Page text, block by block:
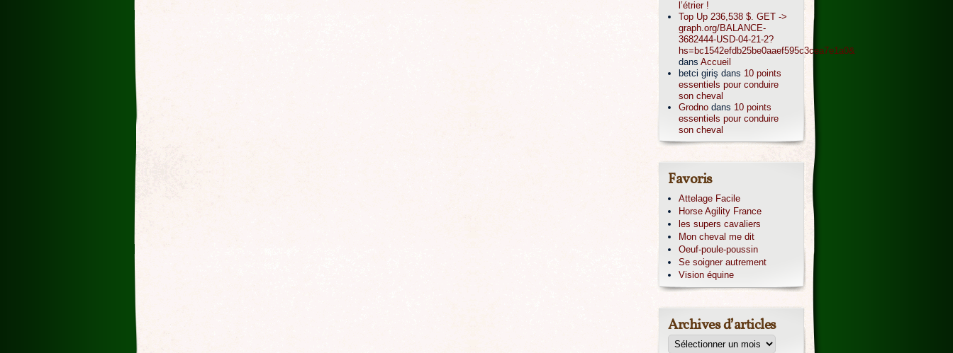
l’étrier !
Top Up 236,538 $. GET ->
graph.org/BALANCE-
3682444-USD-04-21-2?
hs=bc1542efdb25be0aaef595c3cea7e1a0&
dans Accueil
betci giriş dans 10 points
essentiels pour conduire
son cheval
Grodno dans 10 points
essentiels pour conduire
son cheval
Favoris
Attelage Facile
Horse Agility France
les supers cavaliers
Mon cheval me dit
Oeuf-poule-poussin
Se soigner autrement
Vision équine
Archives d’articles